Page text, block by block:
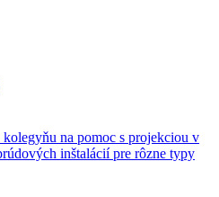
na pomoc s projekciou v
inštalácií pre rôzne typy